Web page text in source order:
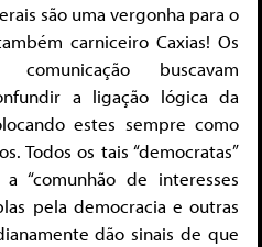
são uma vergonha para o
carniceiro Caxias! Os
buscavam
a ligação lógica da
estes sempre como
Todos os tais “democratas”
“comunhão de interesses
pela democracia e outras
dão sinais de que